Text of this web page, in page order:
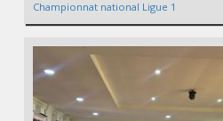
Championnat national Ligue 1